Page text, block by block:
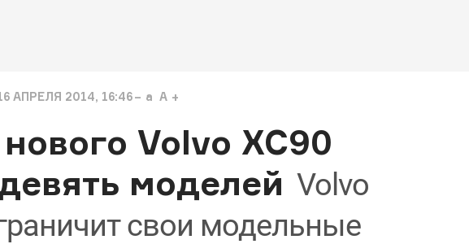
АПРЕЛЯ 2014, 16:46 a A
Volvo XC90
моделей Volvo
свои модельные